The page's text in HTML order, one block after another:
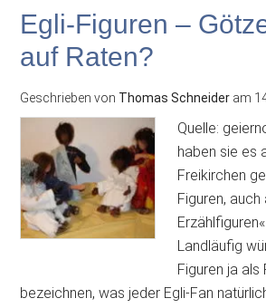
Egli-Figuren –
auf Raten?
Geschrieben von Thomas Schneider am
Quelle:
haben sie es
Freikirchen
Figuren, auch
Landläufig
Figuren ja als
bezeichnen, was jeder Egli-Fan